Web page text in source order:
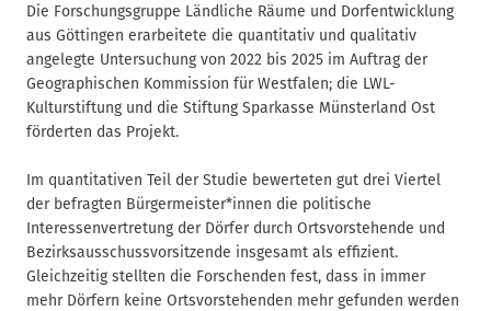
Die Forschungsgruppe Ländliche Räume und Dorfentwicklung
aus Göttingen erarbeitete die quantitativ und qualitativ
angelegte Untersuchung von 2022 bis 2025 im Auftrag der
Geographischen Kommission für Westfalen; die LWL-
Kulturstiftung und die Stiftung Sparkasse Münsterland Ost
förderten das Projekt.
Im quantitativen Teil der Studie bewerteten gut drei Viertel
der befragten Bürgermeister*innen die politische
Interessenvertretung der Dörfer durch Ortsvorstehende und
Bezirksausschussvorsitzende insgesamt als effizient.
Gleichzeitig stellten die Forschenden fest, dass in immer
mehr Dörfern keine Ortsvorstehenden mehr gefunden werden